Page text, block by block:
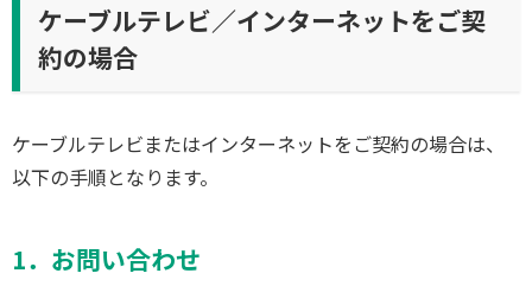
ケーブルテレビ／インターネットをご契
約の場合
ケーブルテレビまたはインターネットをご契約の場合は、
以下の手順となります。
1．お問い合わせ